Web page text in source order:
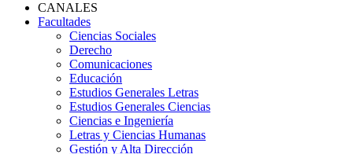
CANALES
Facultades
Ciencias Sociales
Derecho
Comunicaciones
Educación
Estudios Generales Letras
Estudios Generales Ciencias
Ciencias e Ingeniería
Letras y Ciencias Humanas
Gestión y Alta Dirección